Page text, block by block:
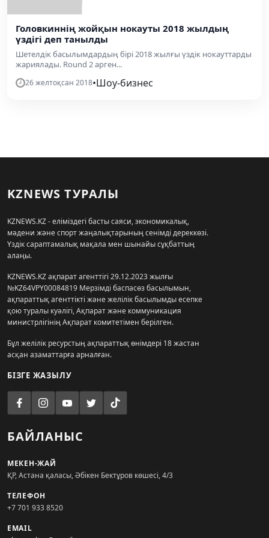
Головкиннің жойқын нокауты 2018 жылдың
үздігі деп танылды
Шетелдік басылымдардың бірі 2018 жылғы үздік нокауттарды
жариялады. Round 2 арген...
26 желтоқсан 2018•Шоу-бизнес
KZNEWS ТУРАЛЫ
KZNEWS.KZ - еліміздегі басты саяси, экономикалық,
мәдени және спорт жаңалықтарының сенімді дереккөзі.
Үздік сараптамалық мақала мен шынайы сұқбаттың
алаңы.
KZNEWS.KZ ақпарат агенттігі 29.12.2023 жылғы
№KZ64VPY00084819 Мерзімді баспасөз басылымын,
ақпараттық агенттікті және желілік басылымды есепке
қою туралы куәлігі, Ақпарат және коммуникация
министрлігінің Ақпарат комитетімен берілген.
Бұл желілік ресурстың ақпараттық өнімдері 18 жастан
асқан азаматтарға арналған.
БІЗГЕ ЖАЗЫЛУ
БАЙЛАНЫС
МЕКЕН-ЖАЙ
ҚР, Астана қаласы, Әбікен Бектұров көшесі, 4/3
ТЕЛЕФОН
+7 701 933 8520
EMAIL